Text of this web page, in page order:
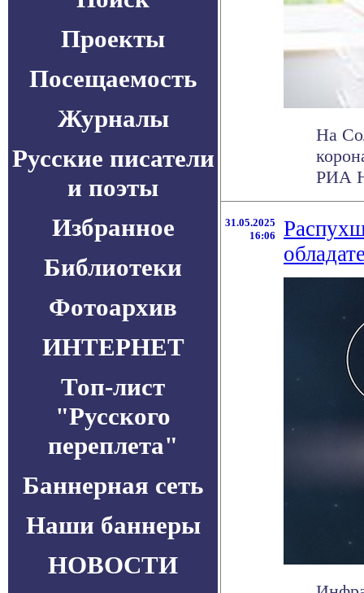
Проекты
Посещаемость
Журналы
Русские писатели
и поэты
Избранное
Библиотеки
Фотоархив
ИНТЕРНЕТ
Топ-лист
"Русского
переплета"
Баннерная сеть
Наши баннеры
НОВОСТИ
На
РИА
31.05.2025
16:06